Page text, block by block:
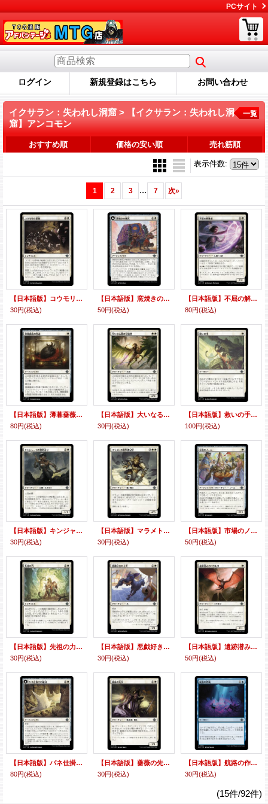
PCサイト
ログイン 新規登録はこちら お問い合わせ
イクサラン：失われし洞窟 > 【イクサラン：失われし洞
窟】アンコモン
一覧
おすすめ順 価格の安い順 売れ筋順
表示件数:
1 2 3 ... 7 次»
【日本語版】コウモリの群棲/Bat Colony
30円(税込)
【日本語版】窯焼きの煉瓦/コズミュームの窯/Clay-Fired Bricks/Cosmium Kiln
50円(税込)
【日本語版】不屈の解体者/Dauntless Dismantler
80円(税込)
【日本語版】薄暮薔薇の聖遺/Dusk Rose Reliquary
80円(税込)
【日本語版】大いなる扉の守護者/Guardian of the Great Door
30円(税込)
【日本語版】救いの手/Helping Hand
100円(税込)
【日本語版】キンジャーリの黎明走り/Kinjalli's Dawnrunner
30円(税込)
【日本語版】マラメトの戦争書記官/Malamet War Scribe
30円(税込)
【日本語版】市場のノーム/Market Gnome
50円(税込)
【日本語版】先祖の力/Might of the Ancestors
30円(税込)
【日本語版】悪戯好きの子犬/Mischievous Pup
30円(税込)
【日本語版】遺跡潜みのコウモリ/Ruin-Lurker Bat
50円(税込)
【日本語版】バネ仕掛けの鋸刃/Spring-Loaded Sawblades
80円(税込)
【日本語版】薔薇の先兵/Vanguard of the Rose
30円(税込)
【日本語版】航路の作成/Chart a Course
30円(税込)
(15件/92件)